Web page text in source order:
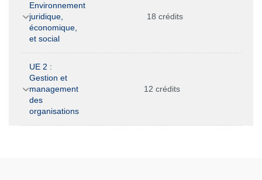
Environnement
juridique,
économique,
et social
18 crédits
UE 2 :
Gestion et
management
des
organisations
12 crédits